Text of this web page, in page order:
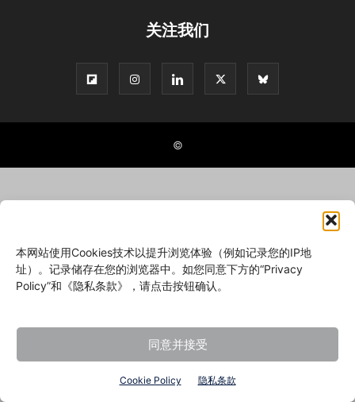
本网站使用Cookies技术以提升浏览体验（例如记录您的IP地
址）。记录储存在您的浏览器中。如您同意下方的“Privacy
Policy”和《隐私条款》，请点击按钮确认。
同意并接受
Cookie Policy 隐私条款
关注我们
©